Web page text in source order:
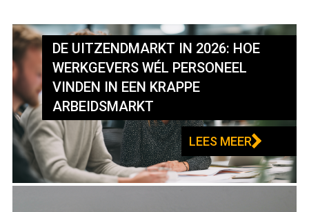
DE UITZENDMARKT IN 2026: HOE
WERKGEVERS WÉL PERSONEEL
VINDEN IN EEN KRAPPE
ARBEIDSMARKT
LEES MEER